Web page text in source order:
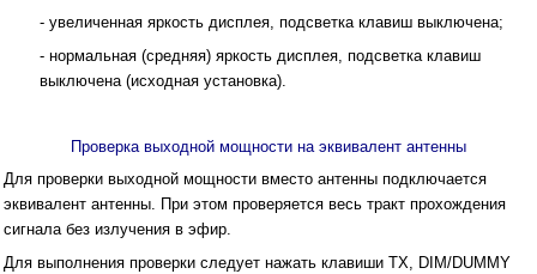
- увеличенная яркость дисплея, подсветка клавиш выключена;
- нормальная (средняя) яркость дисплея, подсветка клавиш
выключена (исходная установка).
Проверка выходной мощности на эквивалент антенны
Для проверки выходной мощности вместо антенны подключается
эквивалент антенны. При этом проверяется весь тракт прохождения
сигнала без излучения в эфир.
Для выполнения проверки следует нажать клавиши ТХ, DIM/DUMMY